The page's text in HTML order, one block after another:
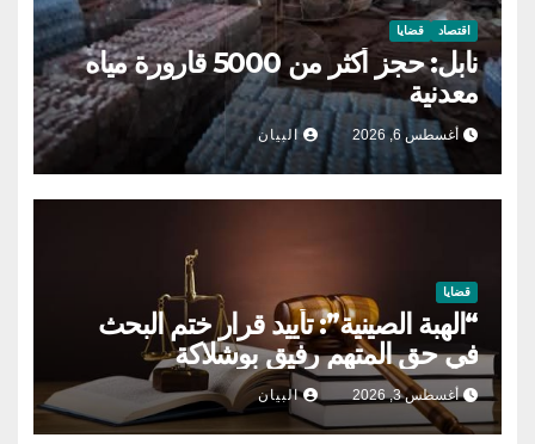
اقتصاد قضايا
نابل: حجز أكثر من 5000 قارورة مياه
معدنية
أغسطس 6, 2026 البيان
قضايا
“الهبة الصينية”: تأييد قرار ختم البحث
في حق المتهم رفيق بوشلاكة
أغسطس 3, 2026 البيان